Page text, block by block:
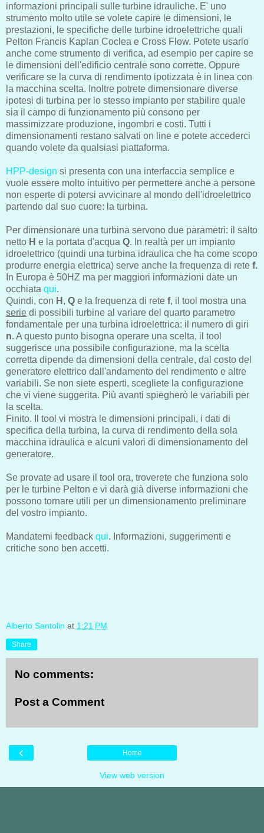
informazioni principali sulle turbine idrauliche. E' uno
strumento molto utile se volete capire le dimensioni, le
prestazioni, le specifiche delle turbine idroelettriche quali
Pelton Francis Kaplan Coclea e Cross Flow. Potete usarlo
anche come strumento di verifica, ad esempio per capire se
le dimensioni dell'edificio centrale sono corrette. Oppure
verificare se la curva di rendimento ipotizzata è in linea con
la macchina scelta. Inoltre potrete dimensionare diverse
ipotesi di turbina per lo stesso impianto per stabilire quale
sia il campo di funzionamento più consono per
massimizzare produzione, ingombri e costi. Tutti i
dimensionamenti restano salvati on line e potete accederci
quando volete da qualsiasi piattaforma.
HPP-design si presenta con una interfaccia semplice e
vuole essere molto intuitivo per permettere anche a persone
non esperte di potersi avvicinare al mondo dell'idroelettrico
partendo dal suo cuore: la turbina.
Per dimensionare una turbina servono due parametri: il salto
netto H e la portata d'acqua Q. In realtà per un impianto
idroelettrico (quindi una turbina idraulica che ha come scopo
produrre energia elettrica) serve anche la frequenza di rete f.
In Europa è 50HZ ma per maggiori informazioni date un
occhiata qui.
Quindi, con H , Q e la frequenza di rete f, il tool mostra una
serie di possibili turbine al variare del quarto parametro
fondamentale per una turbina idroelettrica: il numero di giri
n. A questo punto bisogna operare una scelta, il tool
suggerisce una possibile configurazione, ma la scelta
corretta dipende da dimensioni della centrale, dal costo del
generatore elettrico dall'andamento del rendimento e altre
variabili. Se non siete esperti, scegliete la configurazione
che vi viene suggerita. Più avanti spiegherò le variabili per
la scelta.
Finito. Il tool vi mostra le dimensioni principali, i dati di
specifica della turbina, la curva di rendimento della sola
macchina idraulica e alcuni valori di dimensionamento del
generatore.
Se provate ad usare il tool ora, troverete che funziona solo
per le turbine Pelton e vi darà già diverse informazioni che
possono tornare utili per un dimensionamento preliminare
del vostro impianto.
Mandatemi feedback qui. Informazioni, suggerimenti e
critiche sono ben accetti.
Alberto Santolin at 1:21 PM
Share
No comments:
Post a Comment
‹ Home
View web version